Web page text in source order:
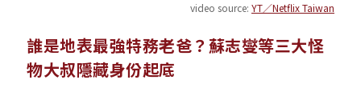
video source: YT／Netflix Taiwan
誰是地表最強特務老爸？蘇志燮等三大怪
物大叔隱藏身份起底